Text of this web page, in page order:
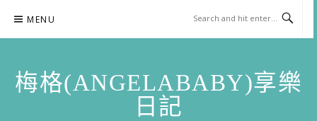
content
MENU
梅格(ANGELABABY)享樂
日記